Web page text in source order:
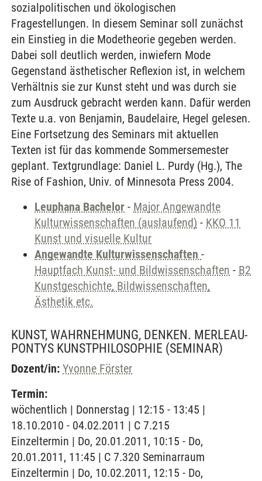
sozialpolitischen und ökologischen
Fragestellungen. In diesem Seminar soll zunächst
ein Einstieg in die Modetheorie gegeben werden.
Dabei soll deutlich werden, inwiefern Mode
Gegenstand ästhetischer Reflexion ist, in welchem
Verhältnis sie zur Kunst steht und was durch sie
zum Ausdruck gebracht werden kann. Dafür werden
Texte u.a. von Benjamin, Baudelaire, Hegel gelesen.
Eine Fortsetzung des Seminars mit aktuellen
Texten ist für das kommende Sommersemester
geplant. Textgrundlage: Daniel L. Purdy (Hg.), The
Rise of Fashion, Univ. of Minnesota Press 2004.
Leuphana Bachelor - Major Angewandte
Kulturwissenschaften (auslaufend) - KKO 11
Kunst und visuelle Kultur
Angewandte Kulturwissenschaften -
Hauptfach Kunst- und Bildwissenschaften - B2
Kunstgeschichte, Bildwissenschaften,
Ästhetik etc.
KUNST, WAHRNEHMUNG, DENKEN. MERLEAU-
PONTYS KUNSTPHILOSOPHIE (SEMINAR)
Dozent/in: Yvonne Förster
Termin:
wöchentlich | Donnerstag | 12:15 - 13:45 |
18.10.2010 - 04.02.2011 | C 7.215
Einzeltermin | Do, 20.01.2011, 10:15 - Do,
20.01.2011, 11:45 | C 7.320 Seminarraum
Einzeltermin | Do, 10.02.2011, 12:15 - Do,